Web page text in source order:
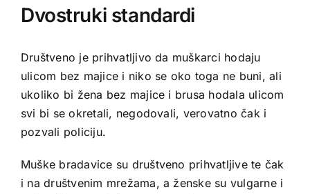
Dvostruki standardi
Društveno je prihvatljivo da muškarci hodaju
ulicom bez majice i niko se oko toga ne buni, ali
ukoliko bi žena bez majice i brusa hodala ulicom
svi bi se okretali, negodovali, verovatno čak i
pozvali policiju.
Muške bradavice su društveno prihvatljive te čak
i na društvenim mrežama, a ženske su vulgarne i